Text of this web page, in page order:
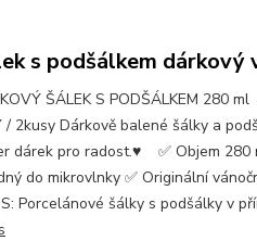
s podšálkem dárkový
ŠÁLEK S PODŠÁLKEM 280
/ 2kusy Dárkově balené šálky a
dárek pro radost.♥ ✅ Objem 280
do mikrovlnky ✅ Originální
Porcelánové šálky s podšálky v